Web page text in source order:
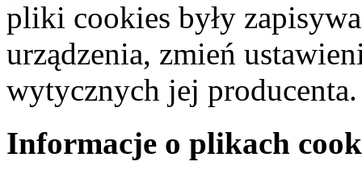
pliki cookies były
urządzenia, zmień
wytycznych jej producenta.
Informacje o plikach